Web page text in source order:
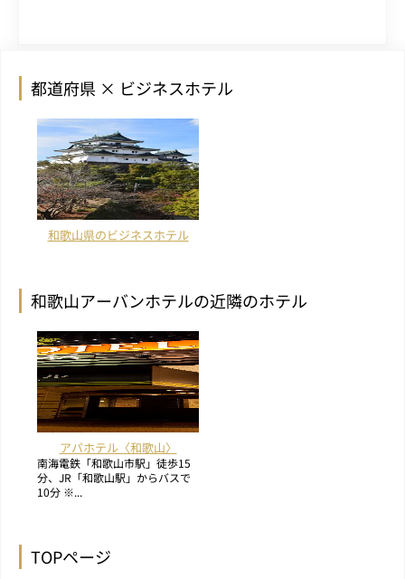
都道府県 × ビジネスホテル
和歌山県のビジネスホテル
和歌山アーバンホテルの近隣のホテル
アパホテル〈和歌山〉
南海電鉄「和歌山市駅」徒歩15
分、JR「和歌山駅」からバスで
10分 ※...
TOPページ